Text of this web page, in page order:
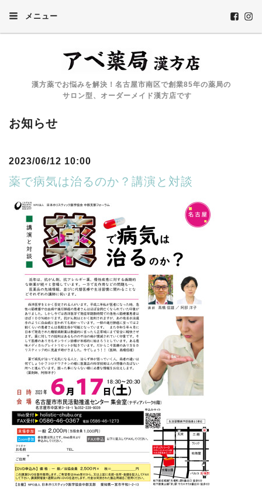
メニュー
漢方薬でお悩みを解決！名古屋市南区で創業85年の薬局の
サロン型、オーダーメイド漢方店です
お知らせ
2023/06/12 10:00
薬で病気は治るのか？講演と対談